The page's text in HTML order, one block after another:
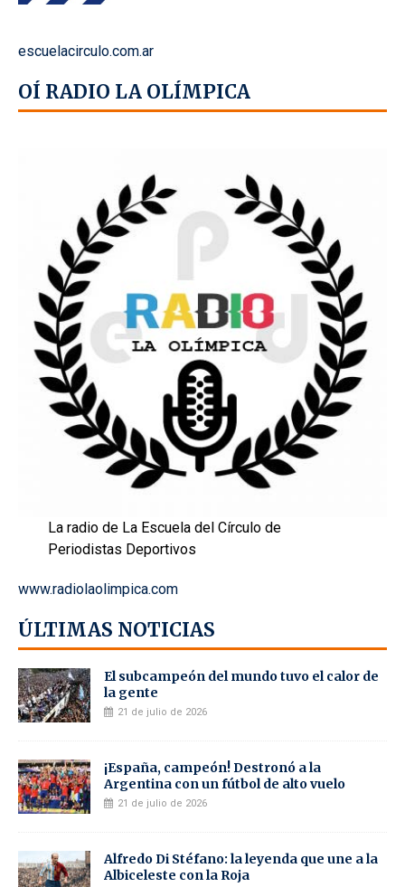
escuelacirculo.com.ar
OÍ RADIO LA OLÍMPICA
La radio de La Escuela del Círculo de
Periodistas Deportivos
www.radiolaolimpica.com
ÚLTIMAS NOTICIAS
El subcampeón del mundo tuvo el calor de
la gente
21 de julio de 2026
¡España, campeón! Destronó a la
Argentina con un fútbol de alto vuelo
21 de julio de 2026
Alfredo Di Stéfano: la leyenda que une a la
Albiceleste con la Roja